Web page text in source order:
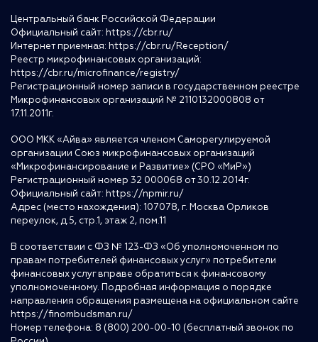
Центральный банк Российской Федерации
Официальный сайт: https://cbr.ru/
Интернет приемная: https://cbr.ru/Reception/
Реестр микрофинансовых организаций:
https://cbr.ru/microfinance/registry/
Регистрационный номер записи в государственном реестре
Микрофинансовых организаций № 2110132000808 от
17.11.2011г.
ООО МКК «Айва» является членом Саморегулируемой
организации Союз микрофинансовых организаций
«Микрофинансирование и Развитие» (СРО «МиР»)
Регистрационный номер 32 000068 от 30.12.2014г.
Официальный сайт: https://npmir.ru/
Адрес (место нахождения): 107078, г. Москва Орликов
переулок, д.5, стр.1, этаж 2, пом.11
В соответствии с ФЗ № 123-ФЗ «Об уполномоченном по
правам потребителей финансовых услуг» потребители
финансовых услуг вправе обратиться к финансовому
уполномоченному. Подробная информация о порядке
направления обращения размещена на официальном сайте
https://finombudsman.ru/
Номер телефона: 8 (800) 200-00-10 (бесплатный звонок по